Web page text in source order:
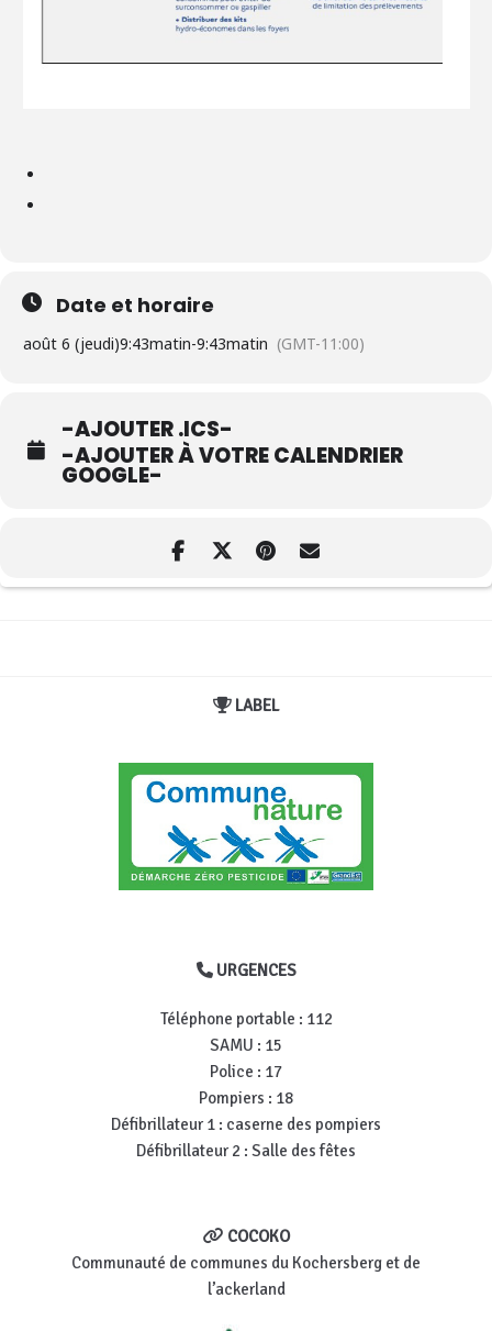
Date et horaire
août 6 (jeudi)9:43matin-9:43matin (GMT-11:00)
-AJOUTER .ICS-
-AJOUTER À VOTRE CALENDRIER
GOOGLE-
LABEL
URGENCES
Téléphone portable : 112
SAMU : 15
Police : 17
Pompiers : 18
Défibrillateur 1 : caserne des pompiers
Défibrillateur 2 : Salle des fêtes
COCOKO
Communauté de communes du Kochersberg et de
l’ackerland